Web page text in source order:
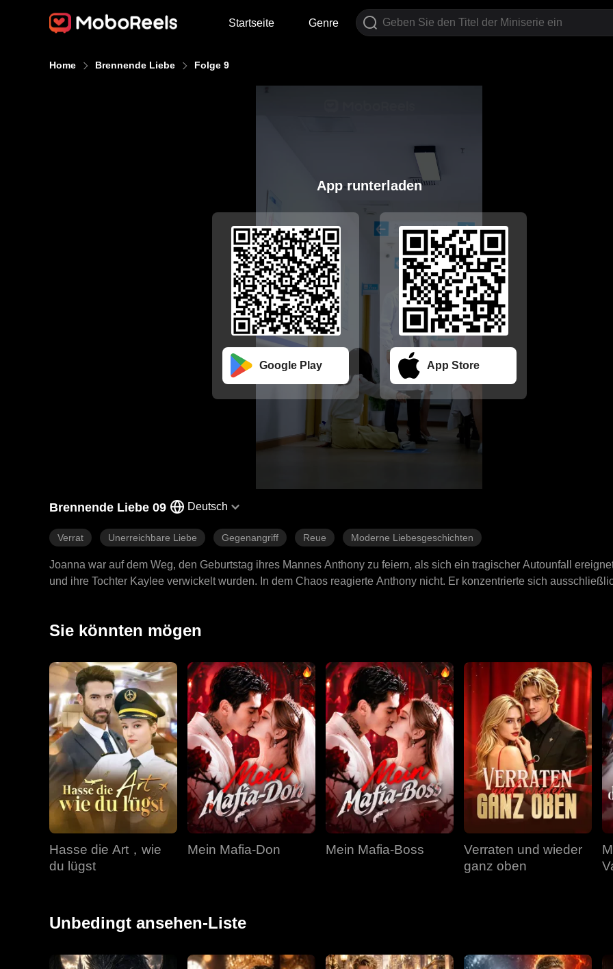
Startseite Genre
Home Brennende Liebe Folge 9
App runterladen
Google Play App Store
Brennende Liebe 09 Deutsch
Verrat Unerreichbare Liebe Gegenangriff Reue Moderne Liebesgeschichten
Joanna war auf dem Weg, den Geburtstag ihres Mannes Anthony zu feiern, als sich ein tragischer Autounfall
und ihre Tochter Kaylee verwickelt wurden. In dem Chaos reagierte Anthony nicht. Er konzentrierte sich
Ableben führte.
Sie könnten mögen
Hasse die Art，wie
du lügst
Mein Mafia-Don Mein Mafia-Boss
Verraten und wieder
ganz oben
Unbedingt ansehen-Liste